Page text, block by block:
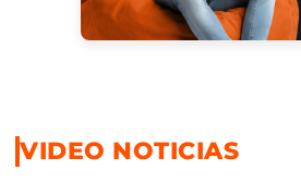
VIDEO NOTICIAS